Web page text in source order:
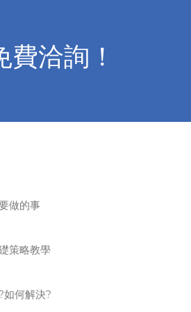
洽詢！
做的事
策略教學
如何解決?